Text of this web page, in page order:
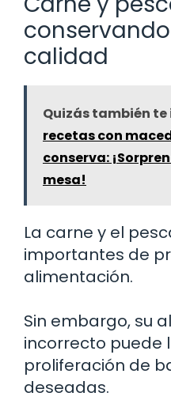
calidad
Quizás también te
recetas con
conserva:
mesa!
La carne y el
importantes de
alimentación.
Sin embargo, su
incorrecto puede
proliferación de
deseadas.